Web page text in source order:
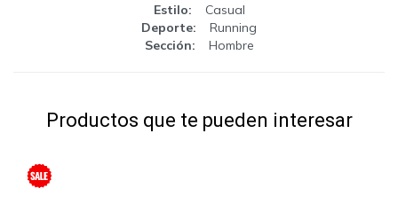
Estilo
Casual
Deporte
Running
Sección
Hombre
Productos que te pueden interesar